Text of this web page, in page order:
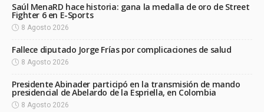
Saúl MenaRD hace historia: gana la medalla de oro de Street
Fighter 6 en E-Sports
8 Agosto 2026
Fallece diputado Jorge Frías por complicaciones de salud
8 Agosto 2026
Presidente Abinader participó en la transmisión de mando
presidencial de Abelardo de la Espriella, en Colombia
8 Agosto 2026